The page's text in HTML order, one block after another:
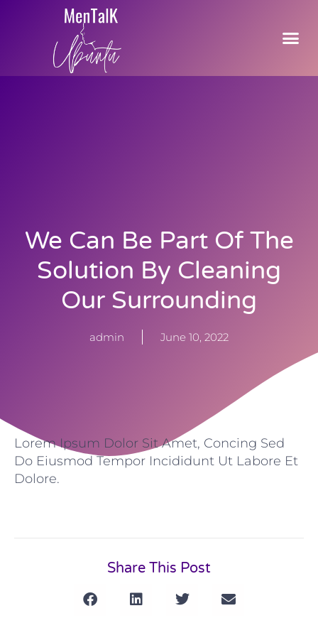
We Can Be Part Of The
Solution By Cleaning
Our Surrounding
admin June 10, 2022
Lorem Ipsum Dolor Sit Amet, Concing Sed
Do Eiusmod Tempor Incididunt Ut Labore Et
Dolore.
Share This Post